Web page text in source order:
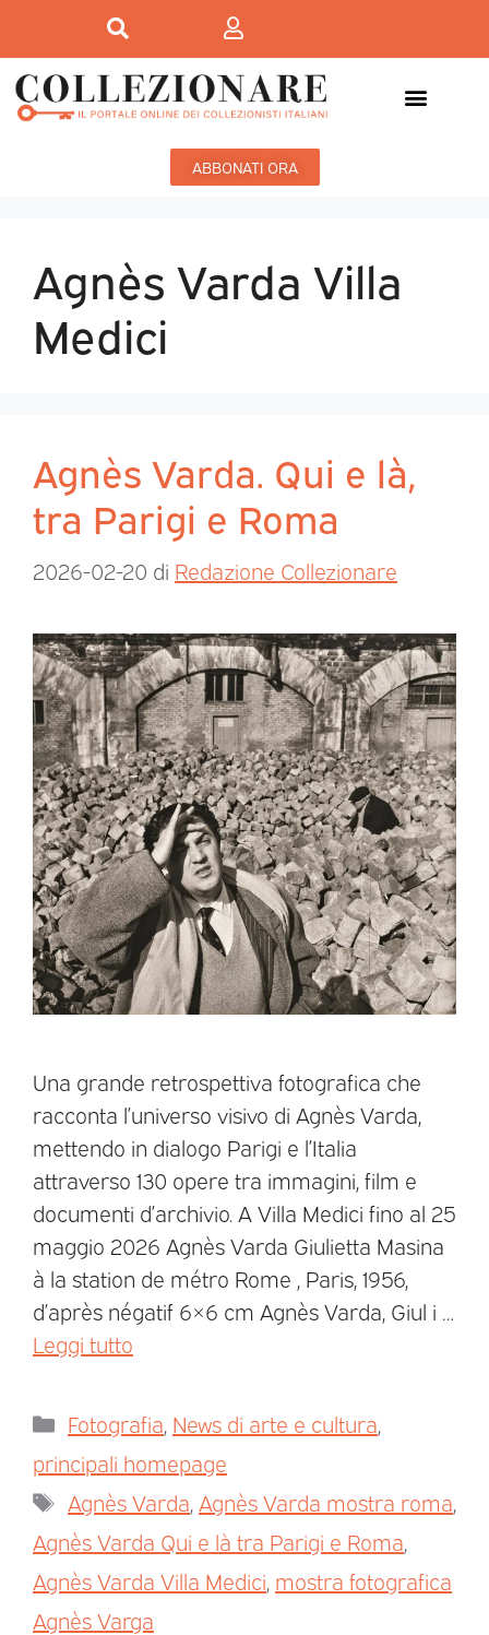
ABBONATI ORA
Agnès Varda Villa
Medici
Agnès Varda. Qui e là,
tra Parigi e Roma
2026-02-20 di Redazione Collezionare
Una grande retrospettiva fotografica che
racconta l’universo visivo di Agnès Varda,
mettendo in dialogo Parigi e l’Italia
attraverso 130 opere tra immagini, film e
documenti d’archivio. A Villa Medici fino al 25
maggio 2026 Agnès Varda Giulietta Masina
à la station de métro Rome , Paris, 1956,
d’après négatif 6×6 cm Agnès Varda, Giul i …
Leggi tutto
Fotografia News di arte e cultura
principali homepage
Agnès Varda Agnès Varda mostra roma
Agnès Varda Qui e là tra Parigi e Roma
Agnès Varda Villa Medici mostra fotografica
Agnès Varga